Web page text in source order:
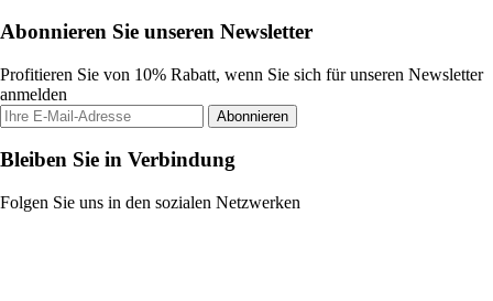
Abonnieren Sie unseren Newsletter
Profitieren Sie von 10% Rabatt, wenn Sie sich für unseren Newsletter
anmelden
Abonnieren
Bleiben Sie in Verbindung
Folgen Sie uns in den sozialen Netzwerken